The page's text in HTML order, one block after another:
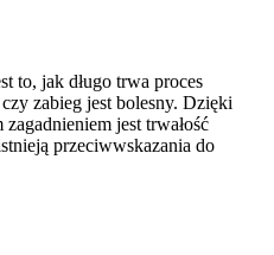
to, jak długo trwa proces
zabieg jest bolesny. Dzięki
jest trwałość
przeciwwskazania do